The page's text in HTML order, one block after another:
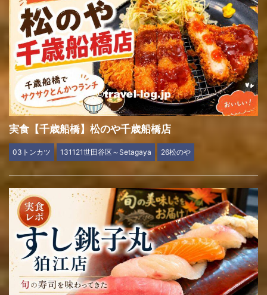
実食【千歳船橋】松のや千歳船橋店
03トンカツ 131121世田谷区～Setagaya 26松のや